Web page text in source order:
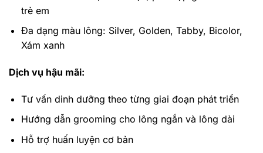
trẻ em
Đa dạng màu lông: Silver, Golden, Tabby, Bicolor,
Xám xanh
Dịch vụ hậu mãi:
Tư vấn dinh dưỡng theo từng giai đoạn phát triển
Hướng dẫn grooming cho lông ngắn và lông dài
Hỗ trợ huấn luyện cơ bản